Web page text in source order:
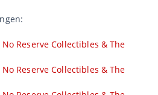
No Reserve Collectibles & The
No Reserve Collectibles & The